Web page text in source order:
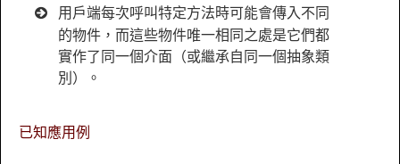
用戶端每次呼叫特定方法時可能會傳入不同
的物件，而這些物件唯一相同之處是它們都
實作了同一個介面（或繼承自同一個抽象類
別）。
已知應用例